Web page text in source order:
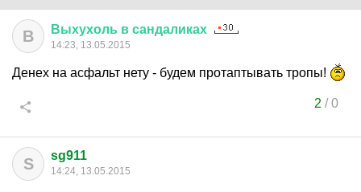
В Выхухоль в сандаликах
14:23, 13.05.2015
Денех на асфальт нету - будем протаптывать тропы!
2 /0
S sg911
14:24, 13.05.2015